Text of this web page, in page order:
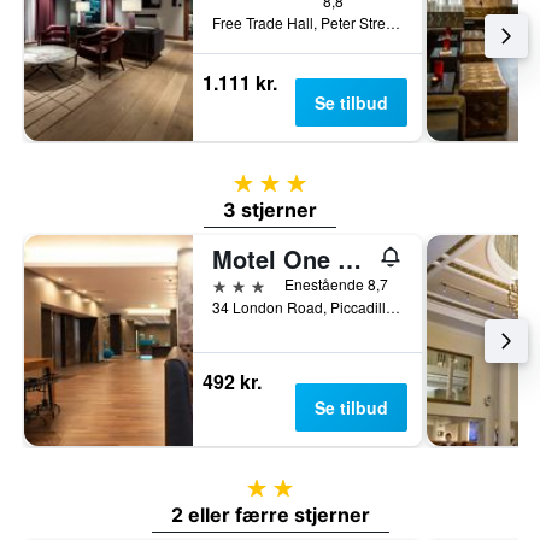
Free Trade Hall, Peter Street, Manchester, Storbritannien
1.111 kr.
Se tilbud
3 stjerner
3 stjerner
Motel One Manchester-Piccadilly
3 stjernerEnestående 8,7
34 London Road, Piccadilly, Manchester, Storbritannien
492 kr.
Se tilbud
2 stjerner
2 eller færre stjerner